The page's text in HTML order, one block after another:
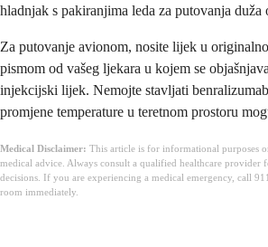
hladnjak s pakiranjima leda za putovanja duža
Za putovanje avionom, nosite lijek u
pismom od vašeg ljekara u kojem se
injekcijski lijek. Nemojte stavljati
promjene temperature u teretnom prostoru
Medical Disclaimer: This article is for informational purposes
medical advice. Always consult a qualified healthcare provider
decisions. If you are experiencing a medical emergency, call
room immediately.